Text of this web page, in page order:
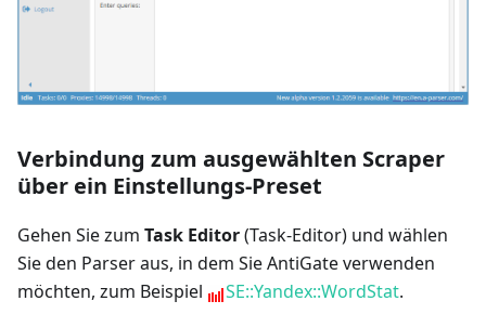
Verbindung zum ausgewählten Scraper
über ein Einstellungs-Preset
Gehen Sie zum Task Editor(Task-Editor) und wählen
Sie den Parser aus, in dem Sie AntiGate verwenden
möchten, zum Beispiel
SE::Yandex::WordStat.